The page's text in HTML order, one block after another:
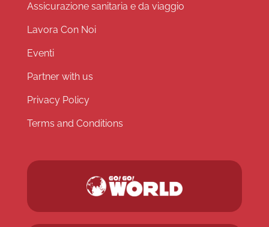
Assicurazione sanitaria e da viaggio
Lavora Con Noi
Eventi
Partner with us
Privacy Policy
Terms and Conditions